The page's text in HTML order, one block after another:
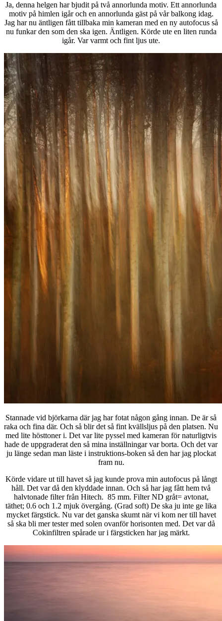
Ja, denna helgen har bjudit på två annorlunda motiv. Ett annorlunda
motiv på himlen igår och en annorlunda gäst på vår balkong idag.
Jag har nu äntligen fått tillbaka min kameran med en ny autofocus så
nu funkar den som den ska igen. Äntligen. Körde ute en liten runda
igår. Var varmt och fint ljus ute.
Stannade vid björkarna där jag har fotat någon gång innan. De är så
raka och fina där. Och så blir det så fint kvällsljus på den platsen. Nu
med lite hösttoner i. Det var lite pyssel med kameran för naturligtvis
hade de uppgraderat den så mina inställningar var borta. Och det var
ju länge sedan man läste i instruktions-boken så den har jag plockat
fram nu.
Körde vidare ut till havet så jag kunde prova min autofocus på långt
håll. Det var då den klyddade innan. Och så har jag fått hem två
halvtonade filter från Hitech. 85 mm. Filter ND gråt= avtonat,
täthet; 0.6 och 1.2 mjuk övergång. (Grad soft) De ska ju inte ge lika
mycket färgstick. Nu var det ganska skumt när vi kom ner till havet
så ska bli mer tester med solen ovanför horisonten med. Det var då
Cokinfiltren spårade ur i färgsticken har jag märkt.